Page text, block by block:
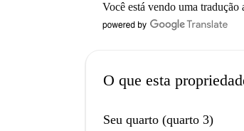
Você está vendo uma
O que esta
Seu quarto (quarto 3)